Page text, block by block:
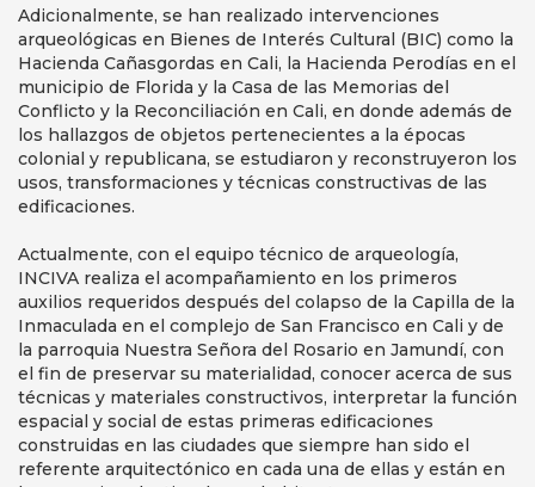
Adicionalmente, se han realizado intervenciones
arqueológicas en Bienes de Interés Cultural (BIC) como la
Hacienda Cañasgordas en Cali, la Hacienda Perodías en el
municipio de Florida y la Casa de las Memorias del
Conflicto y la Reconciliación en Cali, en donde además de
los hallazgos de objetos pertenecientes a la épocas
colonial y republicana, se estudiaron y reconstruyeron los
usos, transformaciones y técnicas constructivas de las
edificaciones.
Actualmente, con el equipo técnico de arqueología,
INCIVA realiza el acompañamiento en los primeros
auxilios requeridos después del colapso de la Capilla de la
Inmaculada en el complejo de San Francisco en Cali y de
la parroquia Nuestra Señora del Rosario en Jamundí, con
el fin de preservar su materialidad, conocer acerca de sus
técnicas y materiales constructivos, interpretar la función
espacial y social de estas primeras edificaciones
construidas en las ciudades que siempre han sido el
referente arquitectónico en cada una de ellas y están en